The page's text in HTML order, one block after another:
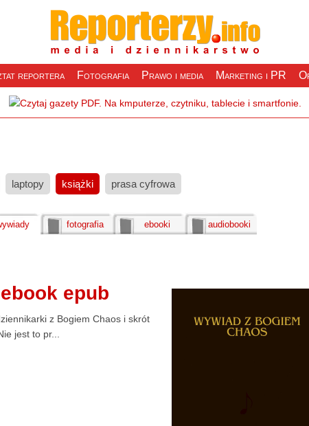
reportera Fotografia Prawo i media Marketing i PR
laptopy książki prasa cyfrowa
fotografia ebooki audiobooki
epub
z Bogiem Chaos i skrót
jest to pr...